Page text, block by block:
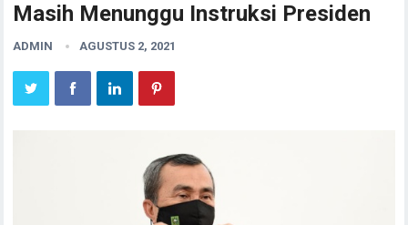
Masih Menunggu Instruksi Presiden
ADMIN AGUSTUS 2, 2021